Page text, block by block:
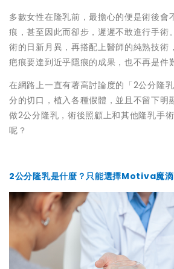
多數女性在隆乳前，最擔心的便是術後會
痕，甚至因此而卻步，遲遲不敢進行手術
術的日新月異，再搭配上醫師的純熟技術
疤痕要達到近乎隱痕的成果，也不再是件
在網路上一直有著高討論度的「2公分隆
分的切口，植入各種假體，並且不留下明
做2公分隆乳，術後照顧上和其他隆乳手
呢？
2公分隆乳是什麼？只能選擇Motiva魔滴